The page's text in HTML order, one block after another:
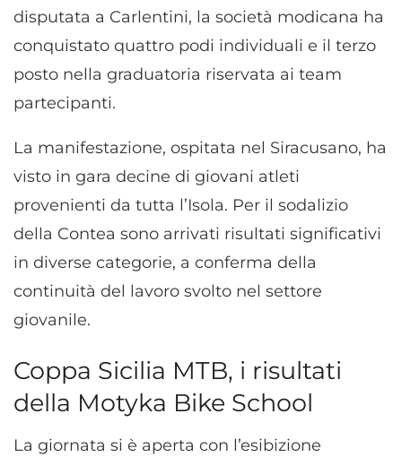
disputata a Carlentini, la società modicana ha
conquistato quattro podi individuali e il terzo
posto nella graduatoria riservata ai team
partecipanti.
La manifestazione, ospitata nel Siracusano, ha
visto in gara decine di giovani atleti
provenienti da tutta l’Isola. Per il sodalizio
della Contea sono arrivati risultati significativi
in diverse categorie, a conferma della
continuità del lavoro svolto nel settore
giovanile.
Coppa Sicilia MTB, i risultati
della Motyka Bike School
La giornata si è aperta con l’esibizione